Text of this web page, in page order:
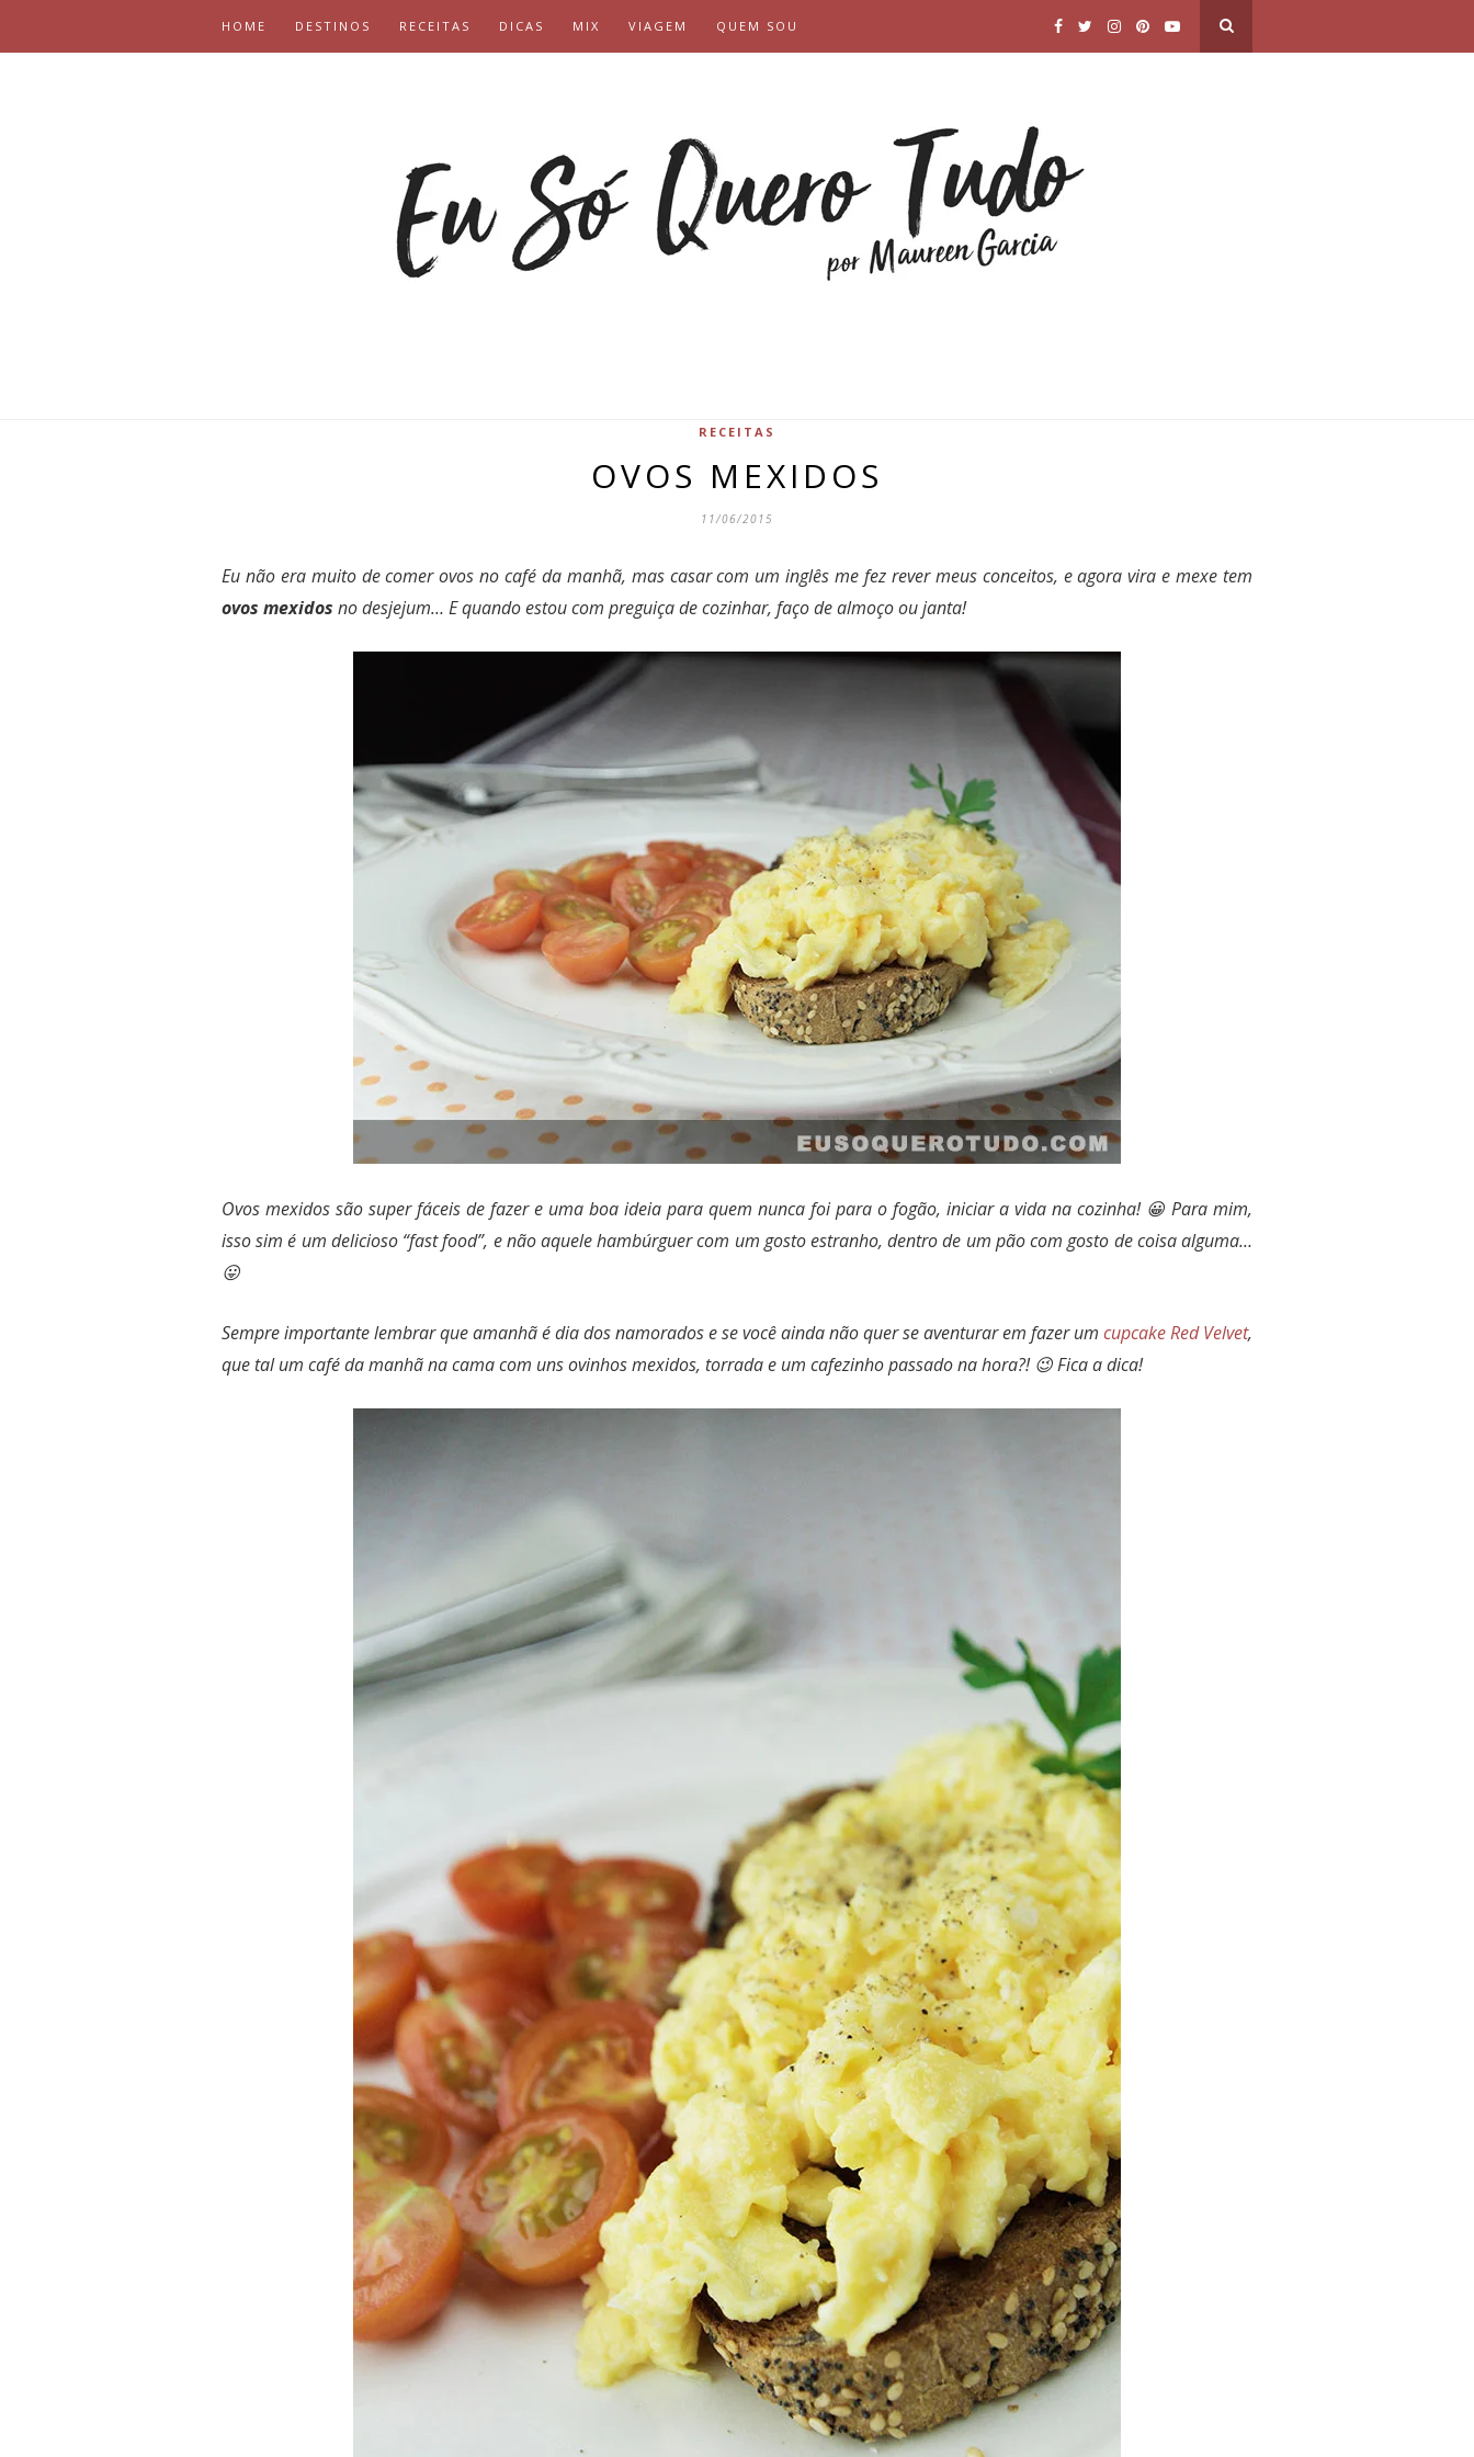
HOME DESTINOS RECEITAS DICAS MIX VIAGEM QUEM SOU
RECEITAS
OVOS MEXIDOS
11/06/2015
Eu não era muito de comer ovos no café da manhã, mas casar com um inglês me fez rever meus conceitos, e agora vira e mexe tem
ovos mexidos no desjejum… E quando estou com preguiça de cozinhar, faço de almoço ou janta!
Ovos mexidos são super fáceis de fazer e uma boa ideia para quem nunca foi para o fogão, iniciar a vida na cozinha! 😀 Para mim,
isso sim é um delicioso “fast food”, e não aquele hambúrguer com um gosto estranho, dentro de um pão com gosto de coisa alguma…
😛
Sempre importante lembrar que amanhã é dia dos namorados e se você ainda não quer se aventurar em fazer um cupcake Red Velvet,
que tal um café da manhã na cama com uns ovinhos mexidos, torrada e um cafezinho passado na hora?! 😉 Fica a dica!